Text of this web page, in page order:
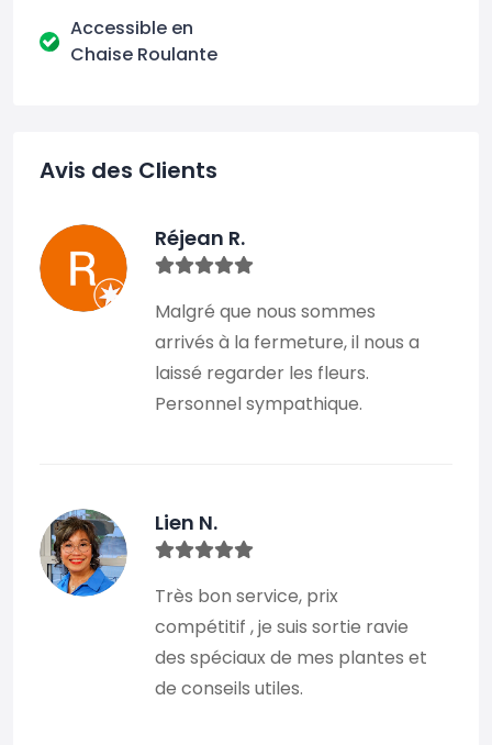
Accessible en
Chaise Roulante
Avis des Clients
Réjean R.
Malgré que nous sommes
arrivés à la fermeture, il nous a
laissé regarder les fleurs.
Personnel sympathique.
Lien N.
Très bon service, prix
compétitif , je suis sortie ravie
des spéciaux de mes plantes et
de conseils utiles.